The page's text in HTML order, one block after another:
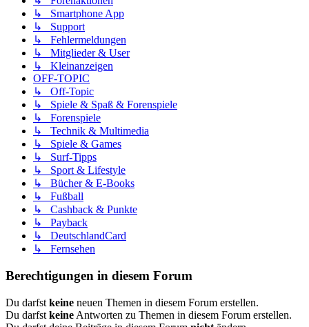
↳ Smartphone App
↳ Support
↳ Fehlermeldungen
↳ Mitglieder & User
↳ Kleinanzeigen
OFF-TOPIC
↳ Off-Topic
↳ Spiele & Spaß & Forenspiele
↳ Forenspiele
↳ Technik & Multimedia
↳ Spiele & Games
↳ Surf-Tipps
↳ Sport & Lifestyle
↳ Bücher & E-Books
↳ Fußball
↳ Cashback & Punkte
↳ Payback
↳ DeutschlandCard
↳ Fernsehen
Berechtigungen in diesem Forum
Du darfst keine neuen Themen in diesem Forum erstellen.
Du darfst keine Antworten zu Themen in diesem Forum erstellen.